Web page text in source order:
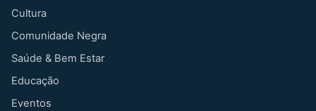
Cultura
Comunidade Negra
Saúde & Bem Estar
Educação
Eventos